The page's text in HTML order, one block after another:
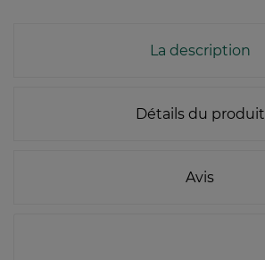
La description
Détails du produit
Avis